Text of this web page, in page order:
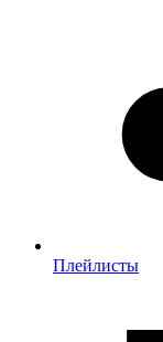
Плейлисты